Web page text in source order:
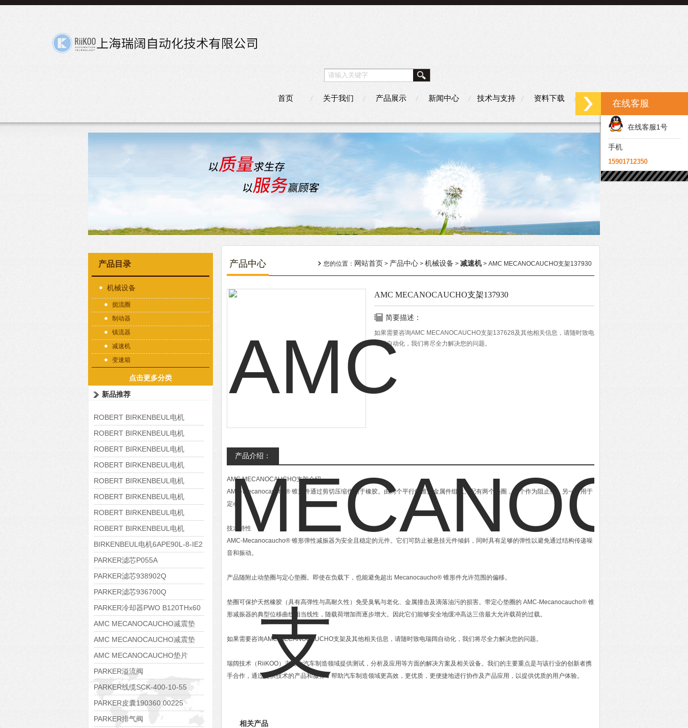
首页 关于我们 产品展示 新闻中心 技术与支持 资料下载 联系我们
产品目录
机械设备
扼流圈
制动器
镇流器
减速机
变速箱
点击更多分类
新品推荐
ROBERT BIRKENBEUL电机
8APE225M-4-IE3
ROBERT BIRKENBEUL电机
8APE180L-4 IE3
ROBERT BIRKENBEUL电机
8APE160M-6 IE3
ROBERT BIRKENBEUL电机
8APE160L-4-IE3
ROBERT BIRKENBEUL电机
8APE112M-6K-IE3
ROBERT BIRKENBEUL电机
8APE100L-2 IE3
ROBERT BIRKENBEUL电机
8APE90S-4 IE3
ROBERT BIRKENBEUL电机
8APE80M-2K-IE3
BIRKENBEUL电机6APE90L-8-IE2
PARKER滤芯P055A
PARKER滤芯938902Q
PARKER滤芯936700Q
PARKER冷却器PWO B120THx60
AMC MECANOCAUCHO减震垫
138552
AMC MECANOCAUCHO减震垫
138551
AMC MECANOCAUCHO垫片
608074
PARKER溢流阀
RE06M35W2N1KWXG087
PARKER线缆SCK-400-10-55
PARKER皮囊190360 00225
PARKER排气阀
产品中心 您的位置： 网站首页 > 产品中心 > 机械设备 > 减速机> AMC MECANOCAUCHO支架137930
AMC MECANOCAUCHO支架137930
简要描述：
如果需要咨询AMC MECANOCAUCHO支架137628及其他相关信息，请随时致电
瑞阔自动化，我们将尽全力解决您的问题。
产品介绍：
AMC MECANOCAUCHO支架介绍
AMC-Mecanocaucho® 锥形件通过剪切压缩作用于橡胶。由两个平行的锥形金属件组成。配有两个垫圈，一个作为阻止件，另一个用于
定心。
技术特性
AMC-Mecanocaucho® 锥形弹性减振器为安全且稳定的元件。它们可防止被悬挂元件倾斜，同时具有足够的弹性以避免通过结构传递噪
音和振动。
产品随附止动垫圈与定心垫圈。即使在负载下，也能避免超出 Mecanocaucho® 锥形件允许范围的偏移。
垫圈可保护天然橡胶（具有高弹性与高耐久性）免受臭氧与老化、金属撞击及滴落油污的损害。带定心垫圈的 AMC-Mecanocaucho® 锥
形减振器的典型位移曲线相当线性，随载荷增加而逐步增大。因此它们能够安全地缓冲高达三倍最大允许载荷的过载。
如果需要咨询AMC MECANOCAUCHO支架及其他相关信息，请随时致电瑞阔自动化，我们将尽全力解决您的问题。
瑞阔技术（RiiKOO）主要为汽车制造领域提供测试，分析及应用等方面的解决方案及相关设备。我们的主要重点是与该行业的创新者携
手合作，通过提供技术的产品和服务，帮助汽车制造领域更高效，更优质，更便捷地进行协作及产品应用，以提供优质的用户体验。
相关产品
在线客服
在线客服1号
手机
15901712350